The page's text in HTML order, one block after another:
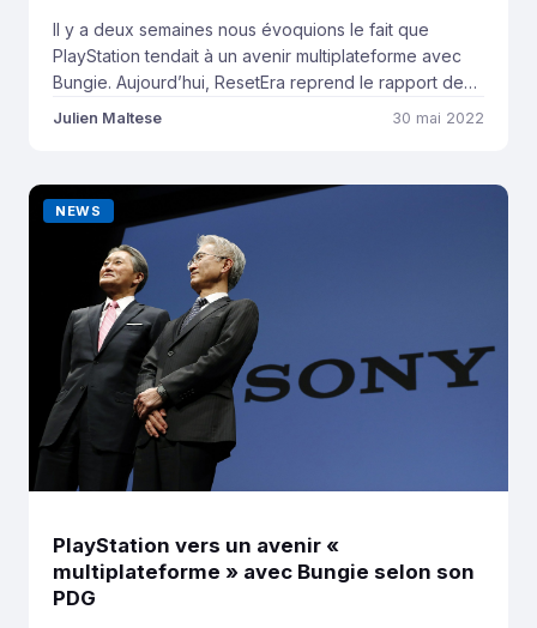
Il y a deux semaines nous évoquions le fait que
PlayStation tendait à un avenir multiplateforme avec
Bungie. Aujourd’hui, ResetEra reprend le rapport de
Sony sur les relations avec les investisseurs en
japonais souhaite utiliser l’expertise de Bungie […]
Julien Maltese 30 mai 2022
NEWS
PlayStation vers un avenir «
multiplateforme » avec Bungie selon son
PDG